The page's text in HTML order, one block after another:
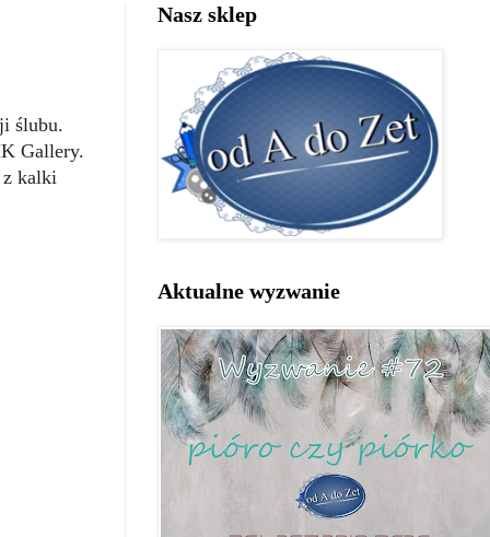
ślubu.
Gallery.
z kalki
Nasz sklep
Aktualne wyzwanie